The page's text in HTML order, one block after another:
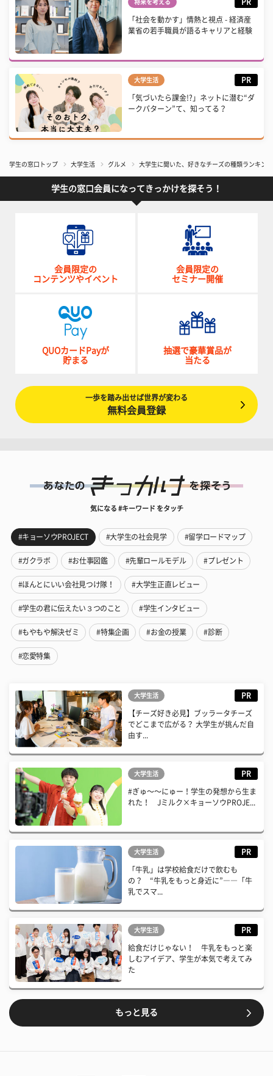
将来を考える PR
「社会を動かす」情熱と視点 - 経済産
業省の若手職員が語るキャリアと経験
大学生活 PR
「気づいたら課金!?」ネットに潜む“ダ
ークパターン”て、知ってる？
学生の窓口トップ 大学生活 グルメ 大学生に聞いた、好きなチーズの種類ランキン
学生の窓口会員になってきっかけを探そう！
会員限定の
コンテンツやイベント
会員限定の
セミナー開催
QUOカードPayが
貯まる
抽選で豪華賞品が
当たる
一歩を踏み出せば世界が変わる
無料会員登録
気になる #キーワード をタッチ
#キョーソウPROJECT #大学生の社会見学 #留学ロードマップ
#ガクラボ #お仕事図鑑 #先輩ロールモデル #プレゼント
#ほんとにいい会社見つけ隊！ #大学生正直レビュー
#学生の君に伝えたい３つのこと #学生インタビュー
#もやもや解決ゼミ #特集企画 #お金の授業 #診断
#恋愛特集
大学生活 PR
【チーズ好き必見】ブッラータチーズ
でどこまで広がる？ 大学生が挑んだ自
由す...
大学生活 PR
#ぎゅ〜〜にゅー！学生の発想から生ま
れた！ Jミルク×キョーソウPROJE...
大学生活 PR
「牛乳」は学校給食だけで飲むも
の？ “牛乳をもっと身近に”――「牛
乳でスマ...
大学生活 PR
給食だけじゃない！ 牛乳をもっと楽
しむアイデア、学生が本気で考えてみ
た
もっと見る